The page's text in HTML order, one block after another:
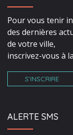
Pour vous tenir
des dernières
de votre ville,
inscrivez-vous à
S’INSCRIRE
ALERTE SMS